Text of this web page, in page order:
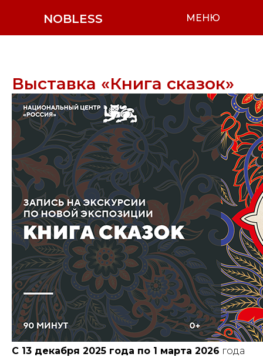
NOBLESS МЕНЮ
Выставка «Книга сказок»
С 13 декабря 2025 года по 1 марта 2026 года